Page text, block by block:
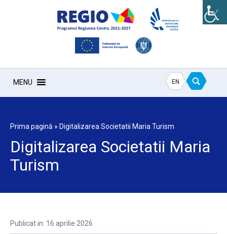
MENU EN
Prima pagină » Digitalizarea Societatii Maria Turism
Digitalizarea Societatii Maria
Turism
Publicat in: 16 aprilie 2026